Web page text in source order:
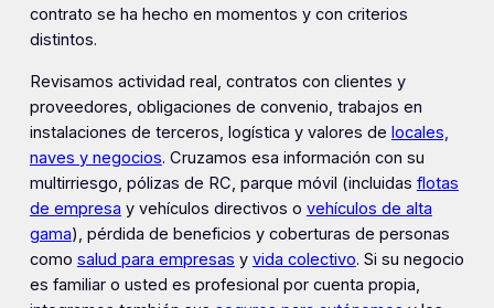
contrato se ha hecho en momentos y con criterios
distintos.
Revisamos actividad real, contratos con clientes y
proveedores, obligaciones de convenio, trabajos en
instalaciones de terceros, logística y valores de locales,
naves y negocios. Cruzamos esa información con su
multirriesgo, pólizas de RC, parque móvil (incluidas flotas
de empresa y vehículos directivos o vehículos de alta
gama), pérdida de beneficios y coberturas de personas
como salud para empresas y vida colectivo. Si su negocio
es familiar o usted es profesional por cuenta propia,